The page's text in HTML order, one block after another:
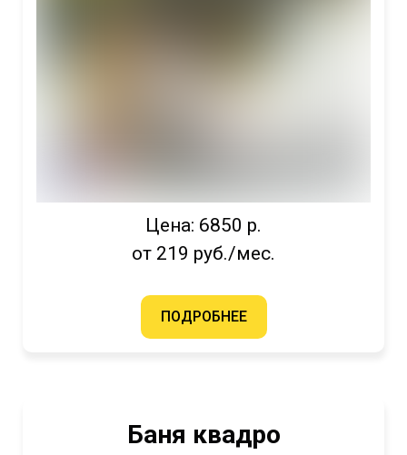
Цена: 6850 р.
от 219 руб./мес.
ПОДРОБНЕЕ
Баня квадро